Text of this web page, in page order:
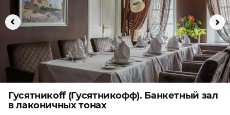
Гусятникоff (Гусятникофф). Банкетный зал
в лаконичных тонах